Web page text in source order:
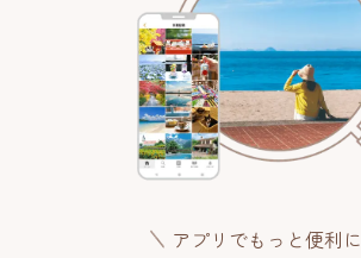
アプリでもっと便利に